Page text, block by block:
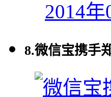
2014年
8.微信宝携手